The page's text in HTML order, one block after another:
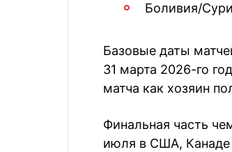
Боливия/
Базовые даты
31 марта 2026-го
матча как хозяин
Финальная часть
июля в США, Канаде